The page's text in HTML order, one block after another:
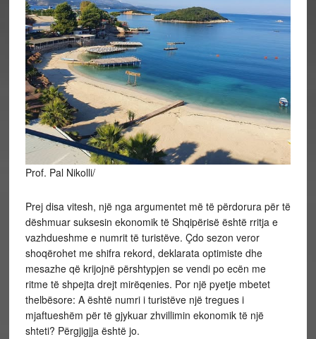
Prof. Pal Nikolli/
Prej disa vitesh, një nga argumentet më të përdorura për të
dëshmuar suksesin ekonomik të Shqipërisë është rritja e
vazhdueshme e numrit të turistëve. Çdo sezon veror
shoqërohet me shifra rekord, deklarata optimiste dhe
mesazhe që krijojnë përshtypjen se vendi po ecën me
ritme të shpejta drejt mirëqenies. Por një pyetje mbetet
thelbësore: A është numri i turistëve një tregues i
mjaftueshëm për të gjykuar zhvillimin ekonomik të një
shteti? Përgjigjja është jo.